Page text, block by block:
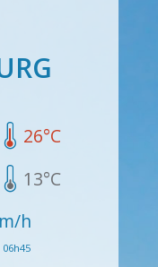
26°C
13°C
h